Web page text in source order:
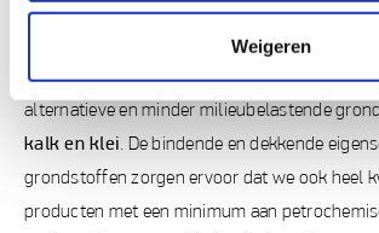
Weigeren
Alternatieve grondstoffen
BOSS paints heeft al stappen gezet in de
alternatieve en minder milieubelastende
kalk en klei. De bindende en dekkende
grondstoffen zorgen ervoor dat we ook heel
producten met een minimum aan